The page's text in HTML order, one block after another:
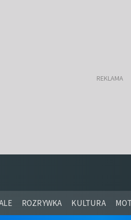
ROZRYWKA KULTURA